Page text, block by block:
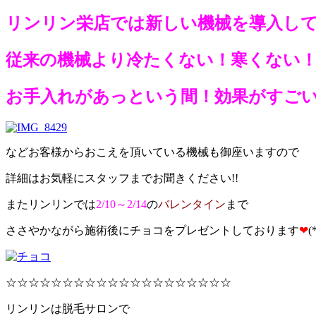
リンリン栄店では新しい機械を導入し
従来の機械より冷たくない！寒くない！
お手入れがあっという間！効果がすごい
などお客様からおこえを頂いている機械も御座いますので
詳細はお気軽にスタッフまでお聞きください!!
またリンリンでは2/10～2/14のバレンタイン まで
ささやかながら施術後にチョコをプレゼントしております❤
☆☆☆☆☆☆☆☆☆☆☆☆☆☆☆☆☆☆☆☆
リンリンは脱毛サロンで